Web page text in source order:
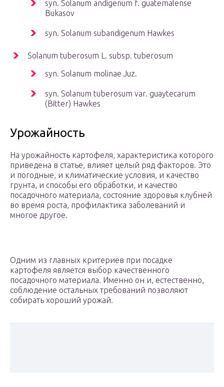
syn. Solanum andigenum f. guatemalense
Bukasov
syn. Solanum subandigenum Hawkes
Solanum tuberosum L. subsp. tuberosum
syn. Solanum molinae Juz.
syn. Solanum tuberosum var. guaytecarum
(Bitter) Hawkes
Урожайность
На урожайность картофеля, характеристика которого
приведена в статье, влияет целый ряд факторов. Это
и погодные, и климатические условия, и качество
грунта, и способы его обработки, и качество
посадочного материала, состояние здоровья клубней
во время роста, профилактика заболеваний и
многое другое.
Одним из главных критериев при посадке
картофеля является выбор качественного
посадочного материала. Именно он и, естественно,
соблюдение остальных требований позволяют
собирать хороший урожай.